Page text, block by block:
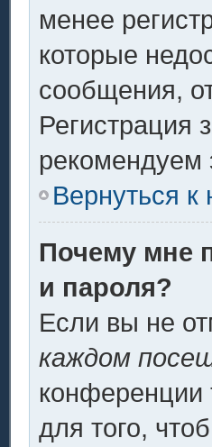
менее
которые
сообщения,
Регистрация
рекомендуем
Вернуться к
Почему мне
и пароля?
Если вы не
каждом
конференции
для того,